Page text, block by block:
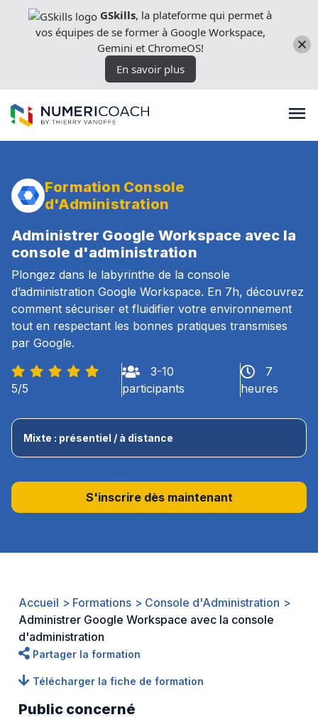
directement
Formations
Expertises techniques
Licences
Nos outils
Ressources
Cas clients
Formation Console
d'Administration
Administrer Google Workspace avec la
console d'administration
Plongez dans le labyrinthe de la console
d’administration Google Workspace. En 7h, découvrez
comment sécuriser et fluidifier votre environnement
tout en respectant les bonnes pratiques transmises
par Google.
5/5
3-10
participants
7
heures
Mixte : présentiel / à distance
S'inscrire dès maintenant
Accueil Formations
Console d'Administration
Administrer Google Workspace avec la console
d'administration
Partager la formation
Télécharger la fiche de formation
Public concerné
GSkills, la plateforme qui permet à
vos équipes de se former à Google Workspace,
Gemini et ChromeOS!
En savoir plus